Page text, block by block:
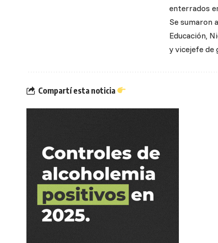
enterrados
Se sumaron
Educación,
y vicejefe de
Compartí esta noticia